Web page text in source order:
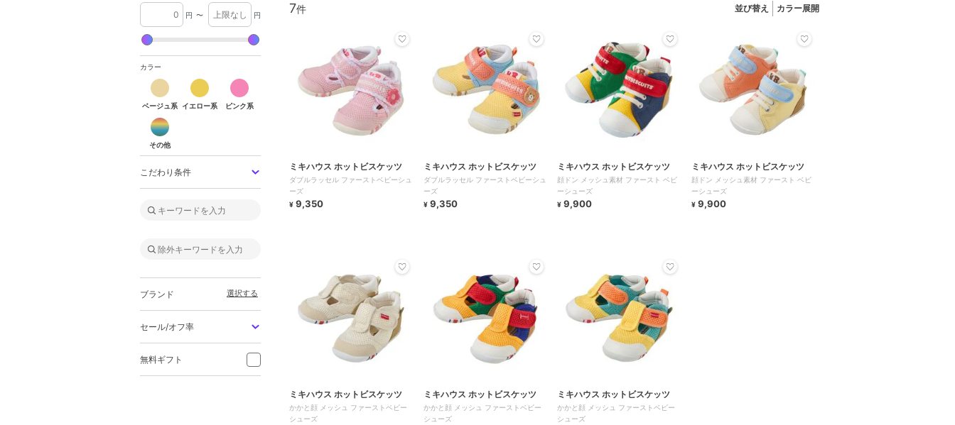
円 〜 円
カラー
ベージュ系 イエロー系 ピンク系
その他
こだわり条件
ブランド 選択する
セール/オフ率
無料ギフト
7 並び替え カラー展開
ミキハウス ホットビスケッツ
ダブルラッセル ファーストベビーシュ
ーズ
¥ 9,350
ミキハウス ホットビスケッツ
ダブルラッセル ファーストベビーシュ
ーズ
¥ 9,350
ミキハウス ホットビスケッツ
顔ドン メッシュ素材 ファースト ベビ
ーシューズ
¥ 9,900
ミキハウス ホットビスケッツ
顔ドン メッシュ素材 ファースト ベビ
ーシューズ
¥ 9,900
ミキハウス ホットビスケッツ
かかと顔 メッシュ ファーストベビー
シューズ
ミキハウス ホットビスケッツ
かかと顔 メッシュ ファーストベビー
シューズ
ミキハウス ホットビスケッツ
かかと顔 メッシュ ファーストベビー
シューズ